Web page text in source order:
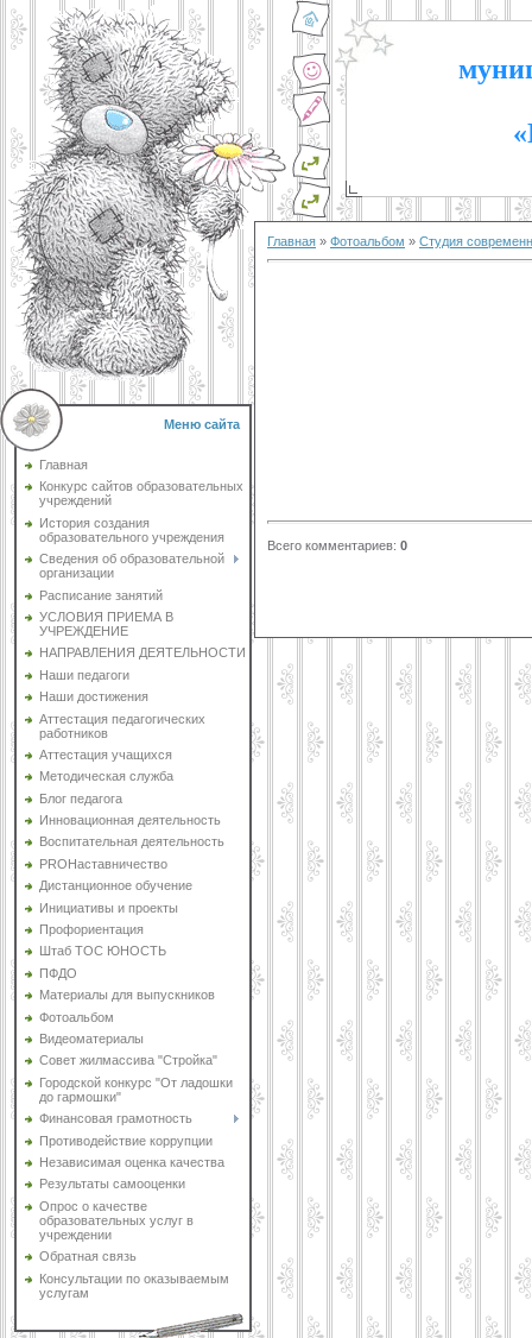
Меню сайта
Главная
Конкурс сайтов образовательных
учреждений
История создания
образовательного учреждения
Сведения об образовательной
организации
Расписание занятий
УСЛОВИЯ ПРИЕМА В
УЧРЕЖДЕНИЕ
НАПРАВЛЕНИЯ ДЕЯТЕЛЬНОСТИ
Наши педагоги
Наши достижения
Аттестация педагогических
работников
Аттестация учащихся
Методическая служба
Блог педагога
Инновационная деятельность
Воспитательная деятельность
PROНаставничество
Дистанционное обучение
Инициативы и проекты
Профориентация
Штаб ТОС ЮНОСТЬ
ПФДО
Материалы для выпускников
Фотоальбом
Видеоматериалы
Совет жилмассива "Стройка"
Городской конкурс "От ладошки
до гармошки"
Финансовая грамотность
Противодействие коррупции
Независимая оценка качества
Результаты самооценки
Опрос о качестве
образовательных услуг в
учреждении
Обратная связь
Консультации по оказываемым
услугам
Главная » Фотоальбом » Студия
Всего комментариев: 0